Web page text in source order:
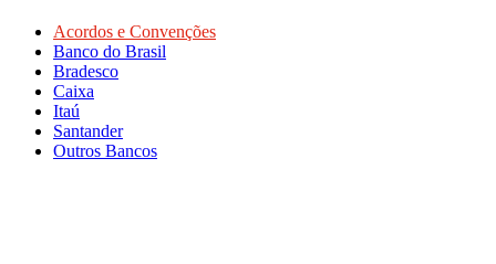
Acordos e Convenções
Banco do Brasil
Bradesco
Caixa
Itaú
Santander
Outros Bancos